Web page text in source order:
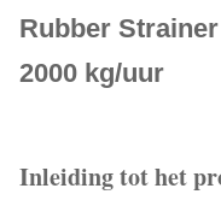
Rubber
2000 kg/uur
Inleiding tot het